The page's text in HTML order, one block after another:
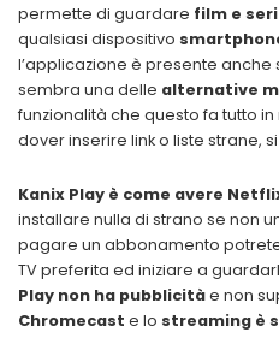
permette di guardare film e
qualsiasi dispositivo
l’applicazione è presente anche
sembra una delle alternative
funzionalità che questo fa tutto
dover inserire link o liste strane, si
Kanix Play è come avere
installare nulla di strano se non
pagare un abbonamento
TV preferita ed iniziare a
Play non ha pubblicitàe non
Chromecast e lo streaming è